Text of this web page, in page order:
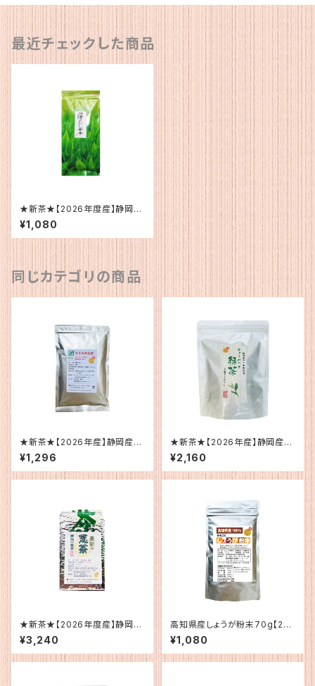
最近チェックした商品
★新茶★【2026年度産】静岡
産 深蒸茶100ｇ
¥1,080
同じカテゴリの商品
★新茶★【2026年産】静岡産
ひごろのお茶200g
¥1,296
★新茶★【2026年産】静岡産
ティーバッグ緑茶（水・お湯用）
¥2,160
★新茶★【2026年度産】静岡
産 荒茶
¥3,240
高知県産しょうが粉末70g【202
6年8月24日から再開予定】
¥1,080